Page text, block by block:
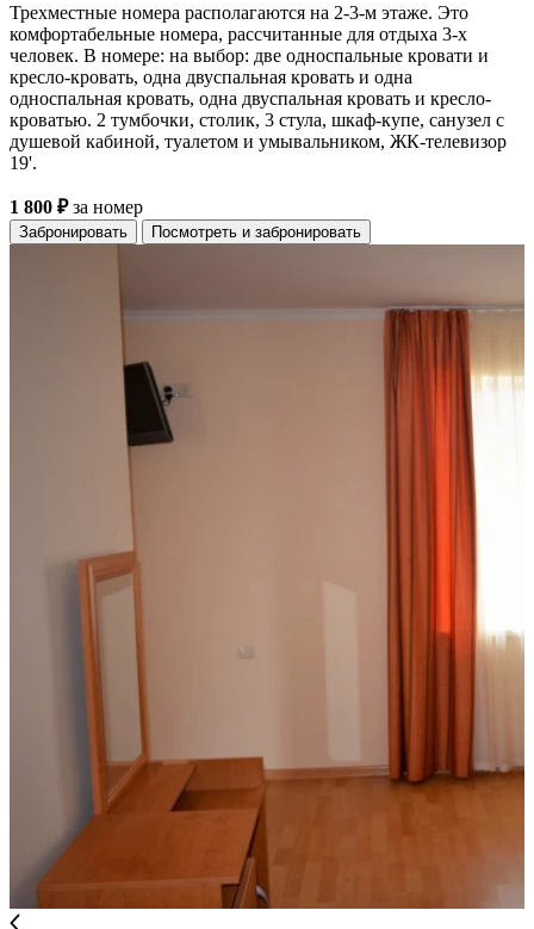
Трехместные номера располагаются на 2-3-м этаже. Это
комфортабельные номера, рассчитанные для отдыха 3-х
человек. В номере: на выбор: две односпальные кровати и
кресло-кровать, одна двуспальная кровать и одна
односпальная кровать, одна двуспальная кровать и кресло-
кроватью. 2 тумбочки, столик, 3 стула, шкаф-купе, санузел с
душевой кабиной, туалетом и умывальником, ЖК-телевизор
19'.
1 800 ₽за номер
Забронировать Посмотреть и забронировать